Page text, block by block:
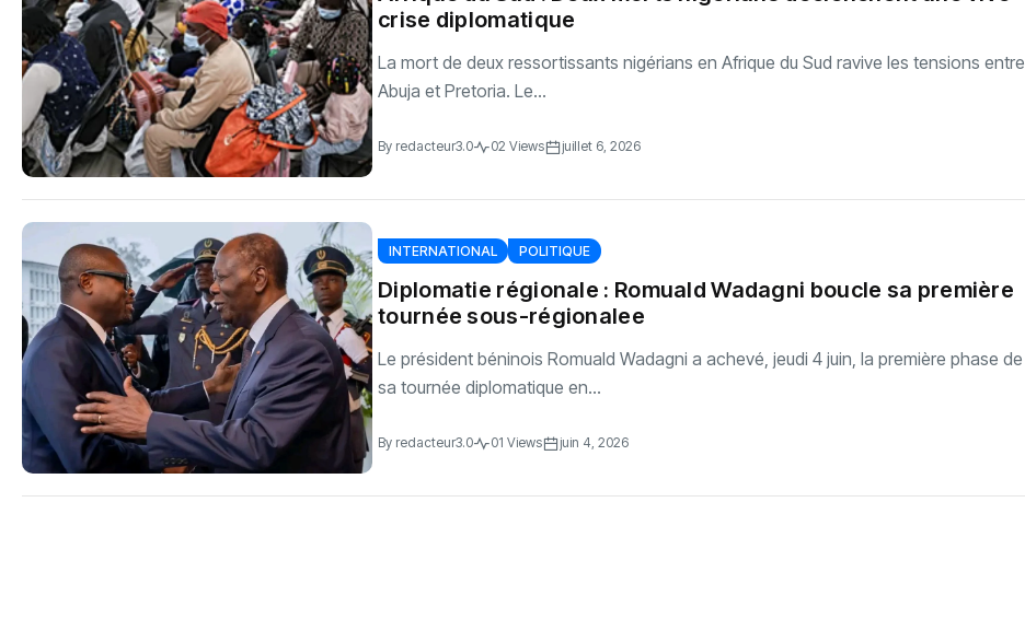
crise diplomatique
La mort de deux ressortissants nigérians en Afrique du Sud ravive les tensions entre
Abuja et Pretoria. Le...
By redacteur3.0 02 Views juillet 6, 2026
INTERNATIONAL POLITIQUE
Diplomatie régionale : Romuald Wadagni boucle sa première
tournée sous-régionalee
Le président béninois Romuald Wadagni a achevé, jeudi 4 juin, la première phase de
sa tournée diplomatique en...
By redacteur3.0 01 Views juin 4, 2026